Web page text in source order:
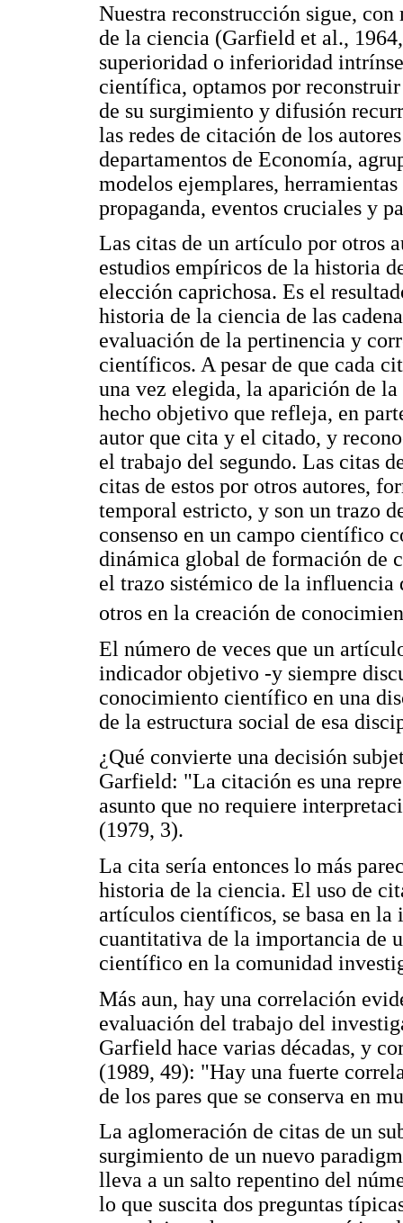
Nuestra reconstrucción sigue,
de la ciencia (Garfield et al.,
superioridad o inferioridad
científica, optamos por
de su surgimiento y difusión
las redes de citación de los
departamentos de Economía,
modelos ejemplares,
propaganda, eventos cruciales y
Las citas de un artículo por otros
estudios empíricos de la historia
elección caprichosa. Es el
historia de la ciencia de las
evaluación de la pertinencia y
científicos. A pesar de que cada
una vez elegida, la aparición de
hecho objetivo que refleja, en
autor que cita y el citado, y
el trabajo del segundo. Las citas
citas de estos por otros autores,
temporal estricto, y son un trazo
consenso en un campo científico
dinámica global de formación de
el trazo sistémico de la influencia
otros en la creación de
El número de veces que un
indicador objetivo -y siempre
conocimiento científico en una
de la estructura social de esa
¿Qué convierte una decisión
Garfield: "La citación es una
asunto que no requiere
(1979, 3).
La cita sería entonces lo más
historia de la ciencia. El uso de
artículos científicos, se basa en la
cuantitativa de la importancia de
científico en la comunidad
Más aun, hay una correlación
evaluación del trabajo del
Garfield hace varias décadas, y
(1989, 49): "Hay una fuerte
de los pares que se conserva en
La aglomeración de citas de un
surgimiento de un nuevo
lleva a un salto repentino del
lo que suscita dos preguntas